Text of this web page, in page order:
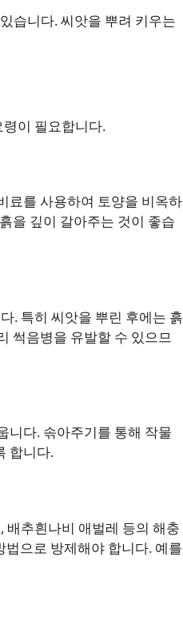
습니다. 씨앗을 뿌려 키우는
이 필요합니다.
료를 사용하여 토양을 비옥하
을 깊이 갈아주는 것이 좋습
. 특히 씨앗을 뿌린 후에는 흙
썩음병을 유발할 수 있으므
니다. 솎아주기를 통해 작물
합니다.
배추흰나비 애벌레 등의 해충
으로 방제해야 합니다. 예를